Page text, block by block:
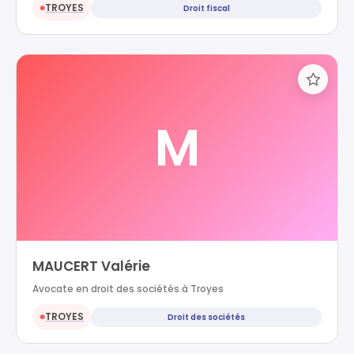
●TROYES Droit fiscal
M
MAUCERT Valérie
Avocate en droit des sociétés à Troyes
●TROYES Droit des sociétés